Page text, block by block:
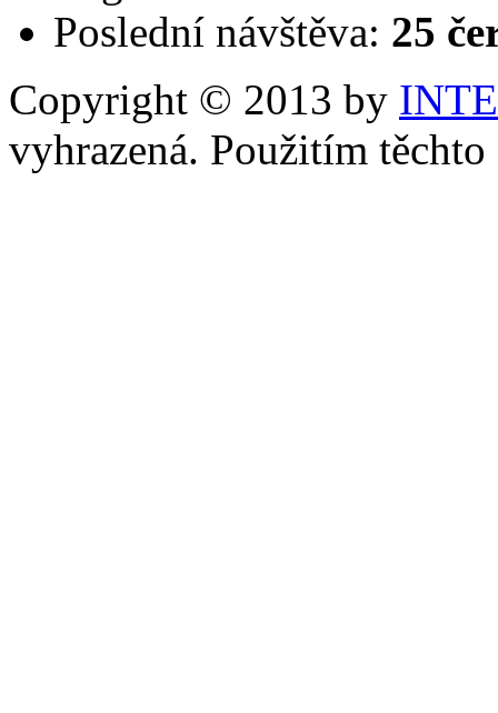
Poslední návštěva: 25
Copyright © 2013 by
vyhrazená. Použitím